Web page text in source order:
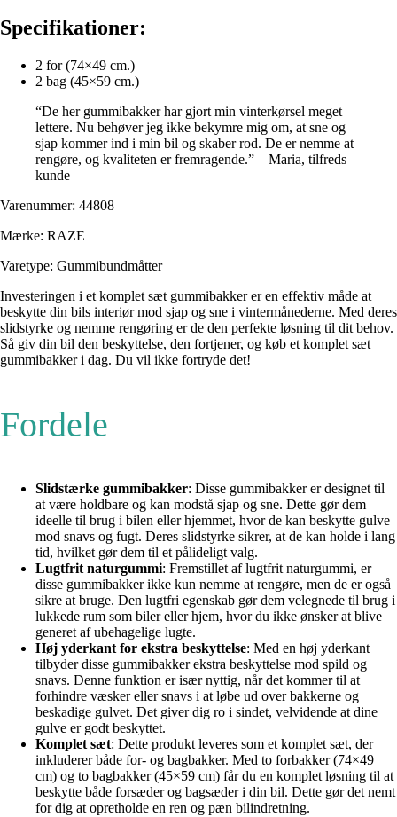
Specifikationer:
2 for (74×49 cm.)
2 bag (45×59 cm.)
“De her gummibakker har gjort min vinterkørsel meget
lettere. Nu behøver jeg ikke bekymre mig om, at sne og
sjap kommer ind i min bil og skaber rod. De er nemme at
rengøre, og kvaliteten er fremragende.” – Maria, tilfreds
kunde
Varenummer: 44808
Mærke: RAZE
Varetype: Gummibundmåtter
Investeringen i et komplet sæt gummibakker er en effektiv måde at
beskytte din bils interiør mod sjap og sne i vintermånederne. Med deres
slidstyrke og nemme rengøring er de den perfekte løsning til dit behov.
Så giv din bil den beskyttelse, den fortjener, og køb et komplet sæt
gummibakker i dag. Du vil ikke fortryde det!
Fordele
Slidstærke gummibakker: Disse gummibakker er designet til
at være holdbare og kan modstå sjap og sne. Dette gør dem
ideelle til brug i bilen eller hjemmet, hvor de kan beskytte gulve
mod snavs og fugt. Deres slidstyrke sikrer, at de kan holde i lang
tid, hvilket gør dem til et pålideligt valg.
Lugtfrit naturgummi: Fremstillet af lugtfrit naturgummi, er
disse gummibakker ikke kun nemme at rengøre, men de er også
sikre at bruge. Den lugtfri egenskab gør dem velegnede til brug i
lukkede rum som biler eller hjem, hvor du ikke ønsker at blive
generet af ubehagelige lugte.
Høj yderkant for ekstra beskyttelse: Med en høj yderkant
tilbyder disse gummibakker ekstra beskyttelse mod spild og
snavs. Denne funktion er især nyttig, når det kommer til at
forhindre væsker eller snavs i at løbe ud over bakkerne og
beskadige gulvet. Det giver dig ro i sindet, velvidende at dine
gulve er godt beskyttet.
Komplet sæt: Dette produkt leveres som et komplet sæt, der
inkluderer både for- og bagbakker. Med to forbakker (74×49
cm) og to bagbakker (45×59 cm) får du en komplet løsning til at
beskytte både forsæder og bagsæder i din bil. Dette gør det nemt
for dig at opretholde en ren og pæn bilindretning.